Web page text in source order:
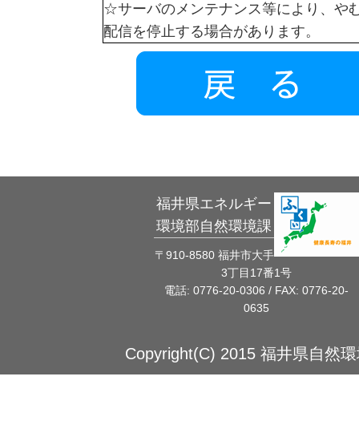
☆サーバのメンテナンス等により、や
配信を停止する場合があります。
福井県エネルギー
環境部自然環境課
〒910-8580 福井市大手
3丁目17番1号
電話: 0776-20-0306 / FAX: 0776-20-
0635
Copyright(C) 2015 福井県自然